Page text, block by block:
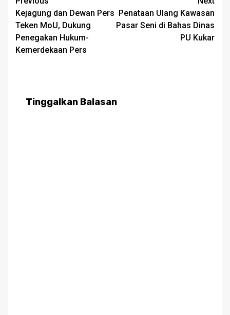
navigation
Kejagung dan Dewan Pers
Teken MoU, Dukung
Penegakan Hukum-
Kemerdekaan Pers
Penataan Ulang Kawasan
Pasar Seni di Bahas Dinas
PU Kukar
Tinggalkan Balasan